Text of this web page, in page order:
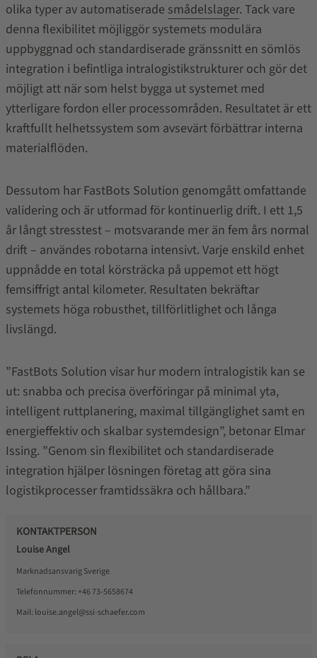
olika typer av automatiserade smådelslager. Tack vare
denna flexibilitet möjliggör systemets modulära
uppbyggnad och standardiserade gränssnitt en sömlös
integration i befintliga intralogistikstrukturer och gör det
möjligt att när som helst bygga ut systemet med
ytterligare fordon eller processområden. Resultatet är ett
kraftfullt helhetssystem som avsevärt förbättrar interna
materialflöden.
Dessutom har FastBots Solution genomgått omfattande
validering och är utformad för kontinuerlig drift. I ett 1,5
år långt stresstest – motsvarande mer än fem års normal
drift – användes robotarna intensivt. Varje enskild enhet
uppnådde en total körsträcka på uppemot ett högt
femsiffrigt antal kilometer. Resultaten bekräftar
systemets höga robusthet, tillförlitlighet och långa
livslängd.
”FastBots Solution visar hur modern intralogistik kan se
ut: snabba och precisa överföringar på minimal yta,
intelligent ruttplanering, maximal tillgänglighet samt en
energieffektiv och skalbar systemdesign”, betonar Elmar
Issing. ”Genom sin flexibilitet och standardiserade
integration hjälper lösningen företag att göra sina
logistikprocesser framtidssäkra och hållbara.”
KONTAKTPERSON
Louise Angel
Marknadsansvarig Sverige
Telefonnummer: +46 73-5658674
Mail: louise.angel@ssi-schaefer.com